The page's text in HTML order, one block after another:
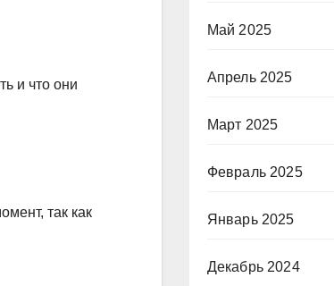
и что они
так как
Май 2025
Апрель 2025
Март 2025
Февраль 2025
Январь 2025
Декабрь 2024